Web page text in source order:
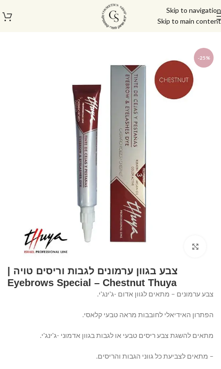
Skip to navigation
Skip to main content
-25%
צבע בגוון ערמונים לגבות וריסים טויה |
Eyebrows Special – Chestnut Thuya⁩⁩⁩⁩⁩
צבע ערמונים – מתאים לגוון אדום -ג'ינג'י.
הפתרון האידיאלי לחובבות מראה טבעי קלאסי.
מתאים להשגת צבע ריסים טבעי או לגבות בגוון אדמוני -ג'ינג'י.
– מתאים לצביעת כל גווני הגבות והריסים.